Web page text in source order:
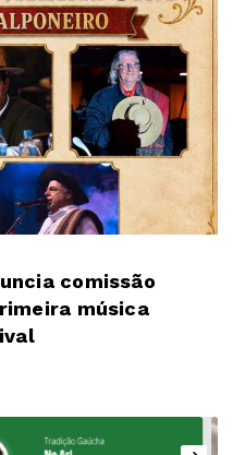
comissão
música